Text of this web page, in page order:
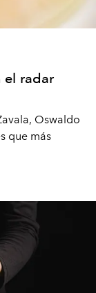
el radar
Oswaldo
que más